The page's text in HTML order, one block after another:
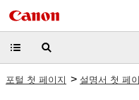
포털 첫 페이지 > 설명서 첫 페